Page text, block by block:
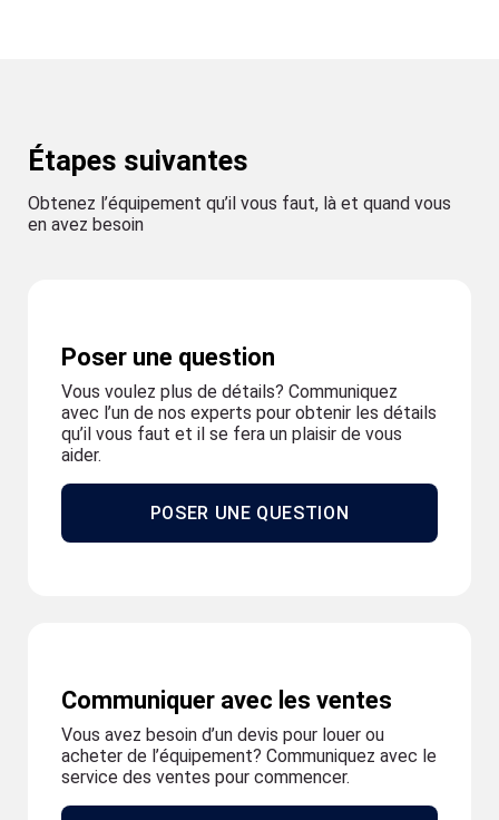
Étapes suivantes
Obtenez l’équipement qu’il vous faut, là et quand vous
en avez besoin
Poser une question
Vous voulez plus de détails? Communiquez
avec l’un de nos experts pour obtenir les détails
qu’il vous faut et il se fera un plaisir de vous
aider.
POSER UNE QUESTION
Communiquer avec les ventes
Vous avez besoin d’un devis pour louer ou
acheter de l’équipement? Communiquez avec le
service des ventes pour commencer.